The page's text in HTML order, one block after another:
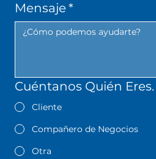
Mensaje*
Cuéntanos Quién Eres.
Cliente
Compañero de Negocios
Otra